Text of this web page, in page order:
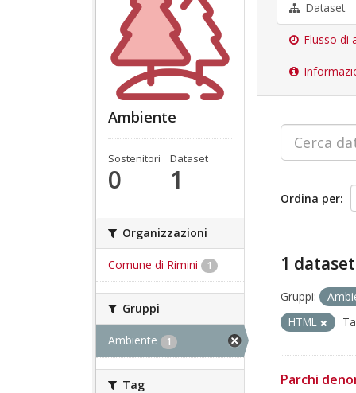
Ambiente
Sostenitori
0
Dataset
1
Organizzazioni
Comune di Rimini 1
Gruppi
Ambiente 1
Tag
Dataset
Flusso di
Ordina per
1
Gruppi:
HTML
Parchi